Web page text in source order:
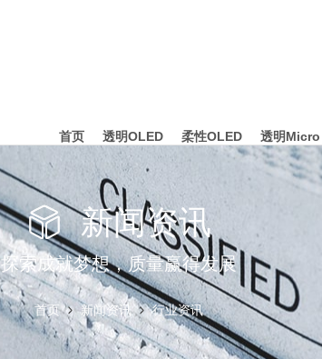
首页 透明OLED 柔性OLED 透明Micro
新闻资讯
探索成就梦想，质量赢得发展
首页 新闻资讯 行业资讯